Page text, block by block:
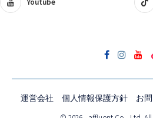
Youtube
運営会社 個人情報保護方針 お